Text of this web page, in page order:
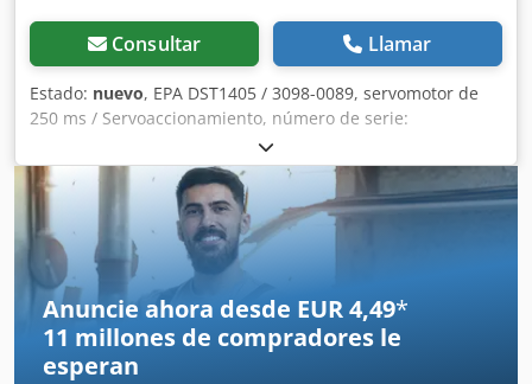
Consultar Llamar
Estado: nuevo, EPA DST1405 / 3098-0089, servomotor de
250 ms / Servoaccionamiento, número de serie:
2200503007, sin usar, en su embalaje original abierto,
funcionamiento al 100 %, el alcance del suministro se
corresponde con las fotos. Dcedpjzr Tc Tefx Adzsk
Anuncie ahora desde EUR 4,49*
11 millones de compradores le
esperan